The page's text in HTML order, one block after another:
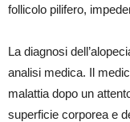
follicolo pilifero,
La diagnosi
analisi medica. Il
malattia dopo un
superficie corporea e